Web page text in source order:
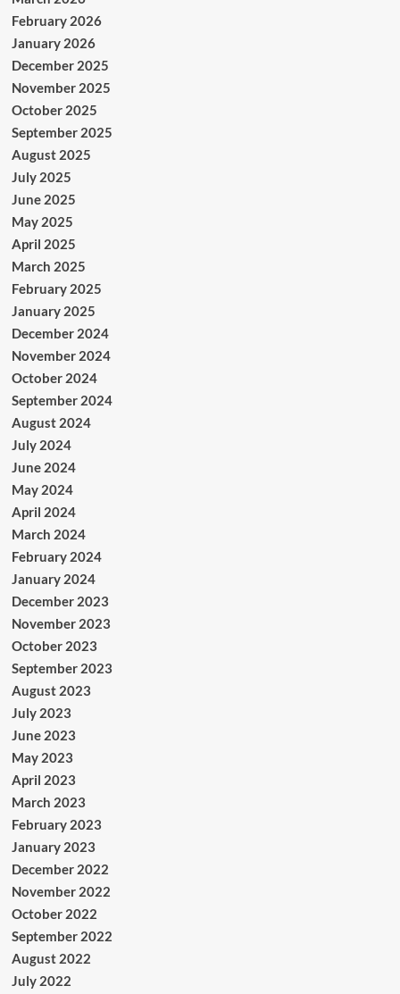
February 2026
January 2026
December 2025
November 2025
October 2025
September 2025
August 2025
July 2025
June 2025
May 2025
April 2025
March 2025
February 2025
January 2025
December 2024
November 2024
October 2024
September 2024
August 2024
July 2024
June 2024
May 2024
April 2024
March 2024
February 2024
January 2024
December 2023
November 2023
October 2023
September 2023
August 2023
July 2023
June 2023
May 2023
April 2023
March 2023
February 2023
January 2023
December 2022
November 2022
October 2022
September 2022
August 2022
July 2022